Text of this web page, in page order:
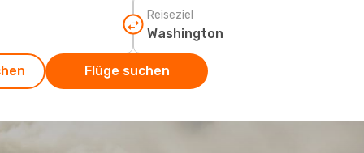
Reiseziel
Flüge suchen